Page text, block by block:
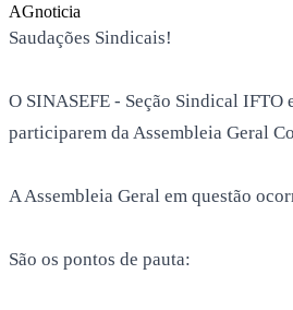
AGnoticia
Saudações Sindicais!
O SINASEFE - Seção Sindical
participarem da Assembleia Geral
A Assembleia Geral em questão
São os pontos de pauta: